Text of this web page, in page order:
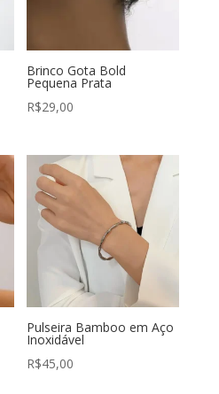
Brinco Gota Bold
Pequena Prata
R$29,00
Pulseira Bamboo em Aço
Inoxidável
R$45,00